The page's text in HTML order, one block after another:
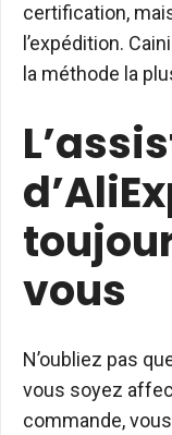
certification,
l’expédition.
la méthode la
vous
N’oubliez pas
vous soyez
commande,